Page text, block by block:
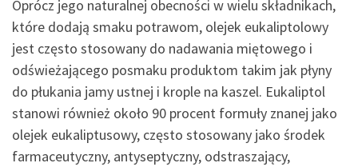
Oprócz jego naturalnej obecności w wielu składnikach,
które dodają smaku potrawom, olejek eukaliptolowy
jest często stosowany do nadawania miętowego i
odświeżającego posmaku produktom takim jak płyny
do płukania jamy ustnej i krople na kaszel. Eukaliptol
stanowi również około 90 procent formuły znanej jako
olejek eukaliptusowy, często stosowany jako środek
farmaceutyczny, antyseptyczny, odstraszający,